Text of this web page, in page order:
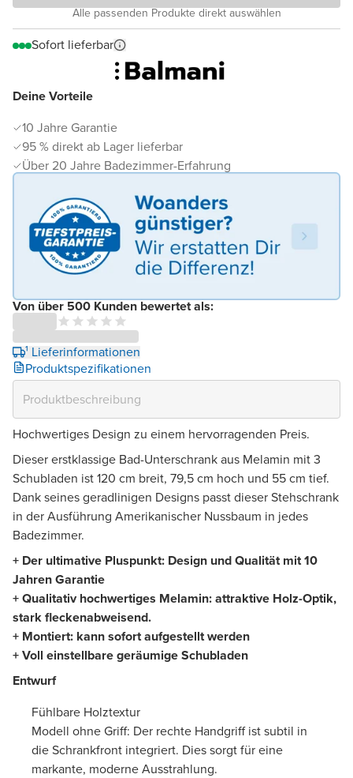
Deine Vorteile
10 Jahre Garantie
95 % direkt ab Lager lieferbar
Über 20 Jahre Badezimmer-Erfahrung
Von über 500 Kunden bewertet als:
¹ Lieferinformationen
Produktspezifikationen
Alle passenden Produkte direkt auswählen
Sofort lieferbar
Hochwertiges Design zu einem hervorragenden Preis.
Dieser erstklassige Bad-Unterschrank aus Melamin mit 3
Schubladen ist 120 cm breit, 79,5 cm hoch und 55 cm tief.
Dank seines geradlinigen Designs passt dieser Stehschrank
in der Ausführung Amerikanischer Nussbaum in jedes
Badezimmer.
+ Der ultimative Pluspunkt: Design und Qualität mit 10
Jahren Garantie
+ Qualitativ hochwertiges Melamin: attraktive Holz-Optik,
stark fleckenabweisend.
+ Montiert: kann sofort aufgestellt werden
+ Voll einstellbare geräumige Schubladen
Entwurf
Fühlbare Holztextur
Modell ohne Griff: Der rechte Handgriff ist subtil in
die Schrankfront integriert. Dies sorgt für eine
markante, moderne Ausstrahlung.